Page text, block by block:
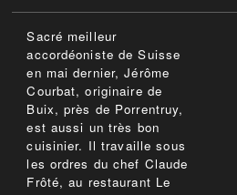
Sacré meilleur
accordéoniste de Suisse
en mai dernier, Jérôme
Courbat, originaire de
Buix, près de Porrentruy,
est aussi un très bon
cuisinier. Il travaille sous
les ordres du chef Claude
Frôté, au restaurant Le